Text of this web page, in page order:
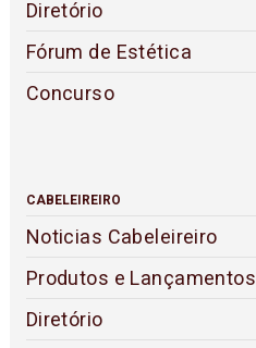
Diretório
Fórum de Estética
Concurso
CABELEIREIRO
Noticias Cabeleireiro
Produtos e Lançamentos
Diretório